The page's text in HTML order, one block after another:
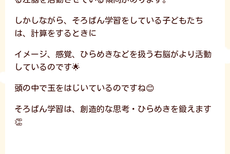
しかしながら、そろばん学習をしている子どもたち
は、計算をするときに
イメージ、感覚、ひらめきなどを扱う右脳がより活動
しているのです🌟
頭の中で玉をはじいているのですね😊
そろばん学習は、創造的な思考・ひらめきを鍛えます
👏